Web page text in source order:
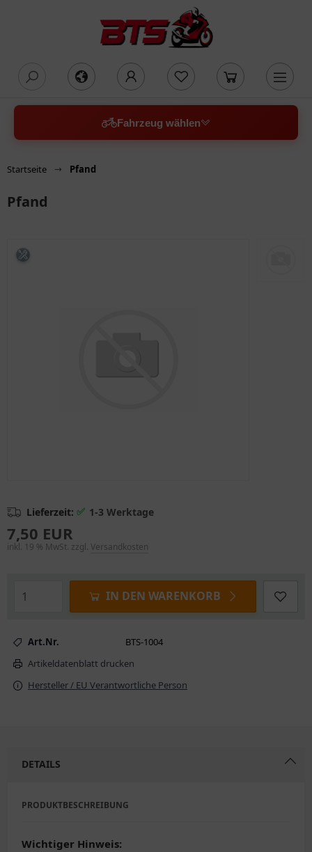
Fahrzeug wählen
Startseite Pfand
Pfand
Lieferzeit: ✅ 1-3 Werktage
7,50 EUR
inkl. 19 % MwSt. zzgl. Versandkosten
IN DEN WARENKORB
Art.Nr.
BTS-1004
Artikeldatenblatt drucken
Hersteller / EU Verantwortliche Person
DETAILS
PRODUKTBESCHREIBUNG
Wichtiger Hinweis: